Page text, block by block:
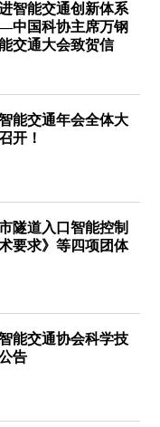
智能交通创新体系
中国科协主席万钢
交通大会致贺信
能交通年会全体大
开！
隧道入口智能控制
要求》等四项团体
能交通协会科学技
告